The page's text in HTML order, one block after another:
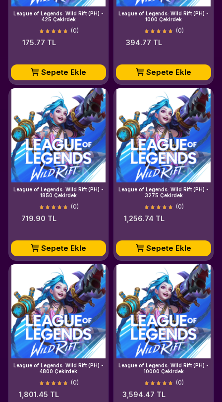
League of Legends: Wild Rift (PH) -
425 Çekirdek
(0)
175.77 TL
Sepete Ekle
League of Legends: Wild Rift (PH) -
1000 Çekirdek
(0)
394.77 TL
Sepete Ekle
League of Legends: Wild Rift (PH) -
1850 Çekirdek
(0)
719.90 TL
Sepete Ekle
League of Legends: Wild Rift (PH) -
3275 Çekirdek
(0)
1,256.74 TL
Sepete Ekle
League of Legends: Wild Rift (PH) -
4800 Çekirdek
(0)
1,801.45 TL
League of Legends: Wild Rift (PH) -
10000 Çekirdek
(0)
3,594.47 TL